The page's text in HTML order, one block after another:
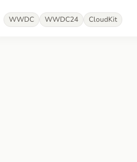
Wünschen und frischen Ideen.
WWDC WWDC24 CloudKit